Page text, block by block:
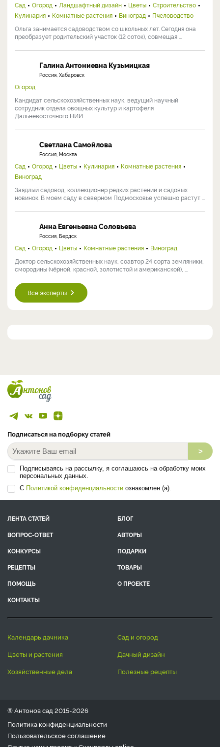
Сад Огород Ландшафтный дизайн Цветы
Строительство
Кулинария
Комнатные растения Виноград
Пчеловодство
Ольга занимается садоводством со школьных лет. Сегодня она
преобразует родительский участок (12 соток), совмещая ...
Галина Антониевна Кузьмицкая
Россия, Хабаровск
Огород
Кандидат сельскохозяйственных наук, ведущий научный
сотрудник отдела овощных культур и картофеля
Дальневосточного НИИ ...
Светлана Самойлова
Россия, Москва
Сад Огород Цветы Кулинария
Комнатные растения
Виноград
Заядлый садовод, коллекционер редких растений и садовых
новинок. В моем саду в северном Подмосковье успешно растут ...
Анна Евгеньевна Соловьева
Россия, Бердск
Сад Огород Цветы Комнатные растения
Виноград
Доктор сельскохозяйственных наук, соавтор 24 сорта земляники,
смородины (чёрной, красной, золотистой и американской), ...
Все эксперты
Подписаться на подборку статей
>
Подписываясь на рассылку, я соглашаюсь на обработку моих
персональных данных.
С Политикой конфиденциальности ознакомлен (а).
ЛЕНТА СТАТЕЙ
БЛОГ
ВОПРОС-ОТВЕТ
АВТОРЫ
КОНКУРСЫ
ПОДАРКИ
РЕЦЕПТЫ
ТОВАРЫ
ПОМОЩЬ
О ПРОЕКТЕ
КОНТАКТЫ
календарь дачника
сад и огород
цветы и растения
дачный дизайн
хозяйственные дела
полезные рецепты
® Антонов сад 2015-2026
Политика конфиденциальности
Пользовательское соглашение